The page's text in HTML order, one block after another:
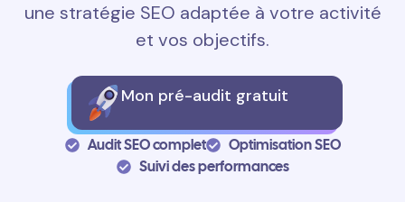
une stratégie SEO adaptée à votre activité
et vos objectifs.
Mon pré-audit gratuit
Audit SEO complet
Optimisation SEO
Suivi des performances